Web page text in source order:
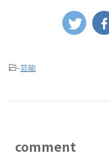
-芸能
comment